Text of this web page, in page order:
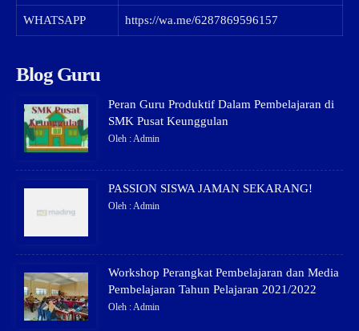
WHATSAPP https://wa.me/6287869596157
Blog Guru
Peran Guru Produktif Dalam Pembelajaran di
SMK Pusat Keunggulan
Oleh : Admin
PASSION SISWA JAMAN SEKARANG!
Oleh : Admin
Workshop Perangkat Pembelajaran dan Media
Pembelajaran Tahun Pelajaran 2021/2022
Oleh : Admin